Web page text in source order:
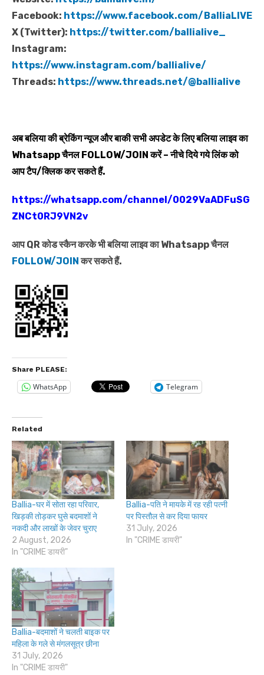
Facebook: https://www.facebook.com/BalliaLIVE
X (Twitter): https://twitter.com/ballialive_
Instagram:
https://www.instagram.com/ballialive/
Threads: https://www.threads.net/@ballialive
अब बलिया की ब्रेकिंग न्यूज और बाकी सभी अपडेट के लिए बलिया लाइव का
WhatsappचैनलFOLLOW/JOINकरें – नीचे दिये गये लिंक को
आप टैप/क्लिक कर सकते हैं.
https://whatsapp.com/channel/0029VaADFuSG
ZNCt0RJ9VN2v
आप QR कोड स्कैन करके भी बलिया लाइव का Whatsapp चैनल
FOLLOW/JOINकर सकते हैं.
Share PLEASE:
WhatsApp Telegram
Related
Ballia-घर में सोता रहा परिवार,
खिड़की तोड़कर घुसे बदमाशों ने
नकदी और लाखों के जेवर चुराए
2 August, 2026
In "CRIME डायरी"
Ballia-पति ने मायके में रह रही पत्नी
पर पिस्तौल से कर दिया फायर
31 July, 2026
In "CRIME डायरी"
Ballia-बदमाशों ने चलती बाइक पर
महिला के गले से मंगलसूत्र छीना
31 July, 2026
In "CRIME डायरी"